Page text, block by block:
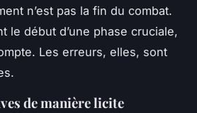
n’est pas la fin du combat.
le début d’une phase cruciale,
Les erreurs, elles, sont
de manière licite